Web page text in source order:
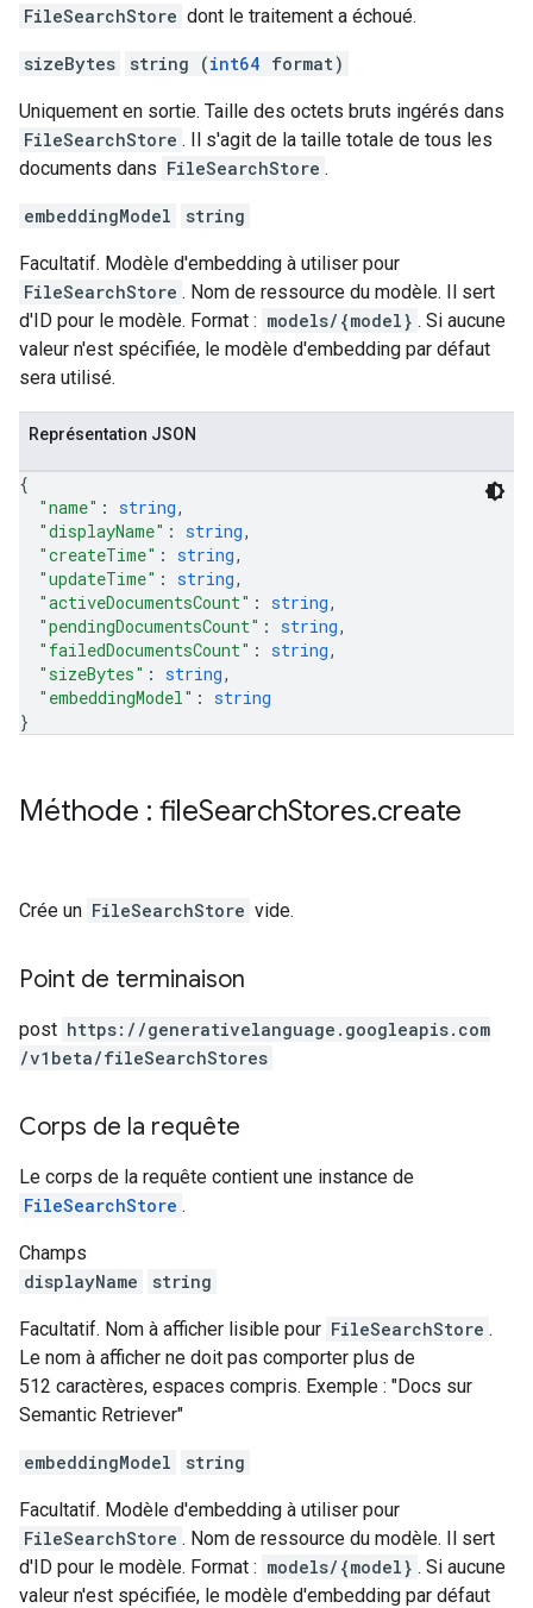
FileSearchStore dont le traitement a échoué.
sizeBytes string (int64 format)
Uniquement en sortie. Taille des octets bruts ingérés dans
FileSearchStore . Il s'agit de la taille totale de tous les
documents dans FileSearchStore .
embeddingModel string
Facultatif. Modèle d'embedding à utiliser pour
FileSearchStore . Nom de ressource du modèle. Il sert
d'ID pour le modèle. Format : models/{model} . Si aucune
valeur n'est spécifiée, le modèle d'embedding par défaut
sera utilisé.
Représentation JSON
{
"name" : string,
"displayName" : string,
"createTime" : string,
"updateTime" : string,
"activeDocumentsCount" : string,
"pendingDocumentsCount" : string,
"failedDocumentsCount" : string,
"sizeBytes" : string,
"embeddingModel" : string
}
Méthode : fileSearchStores.create
Crée un FileSearchStore vide.
Point de terminaison
post https: / /generativelanguage.googleapis.com
/v1beta/fileSearchStores
Corps de la requête
Le corps de la requête contient une instance de
FileSearchStore .
Champs
displayName
string
Facultatif. Nom à afficher lisible pour FileSearchStore .
Le nom à afficher ne doit pas comporter plus de
512 caractères, espaces compris. Exemple : "Docs sur
Semantic Retriever"
embeddingModel string
Facultatif. Modèle d'embedding à utiliser pour
FileSearchStore . Nom de ressource du modèle. Il sert
d'ID pour le modèle. Format : models/{model} . Si aucune
valeur n'est spécifiée, le modèle d'embedding par défaut